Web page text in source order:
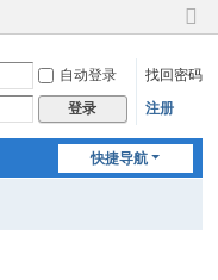
切
到
自动登录
找回密码
登录 注册
快捷导航